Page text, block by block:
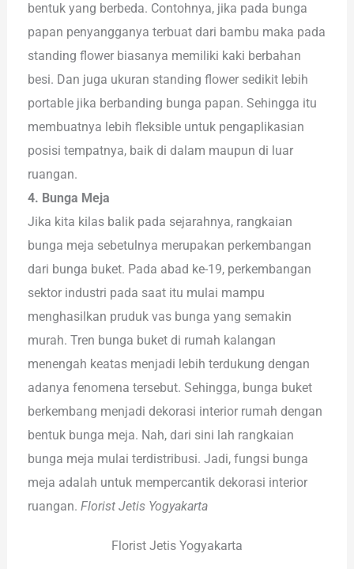
bentuk yang berbeda. Contohnya, jika pada bunga
papan penyangganya terbuat dari bambu maka pada
standing flower biasanya memiliki kaki berbahan
besi. Dan juga ukuran standing flower sedikit lebih
portable jika berbanding bunga papan. Sehingga itu
membuatnya lebih fleksible untuk pengaplikasian
posisi tempatnya, baik di dalam maupun di luar
ruangan.
4. Bunga Meja
Jika kita kilas balik pada sejarahnya, rangkaian
bunga meja sebetulnya merupakan perkembangan
dari bunga buket. Pada abad ke-19, perkembangan
sektor industri pada saat itu mulai mampu
menghasilkan pruduk vas bunga yang semakin
murah. Tren bunga buket di rumah kalangan
menengah keatas menjadi lebih terdukung dengan
adanya fenomena tersebut. Sehingga, bunga buket
berkembang menjadi dekorasi interior rumah dengan
bentuk bunga meja. Nah, dari sini lah rangkaian
bunga meja mulai terdistribusi. Jadi, fungsi bunga
meja adalah untuk mempercantik dekorasi interior
ruangan.Florist Jetis Yogyakarta
Florist Jetis Yogyakarta